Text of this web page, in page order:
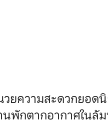
วยความสะดวกยอด
นพักตากอากาศในลั